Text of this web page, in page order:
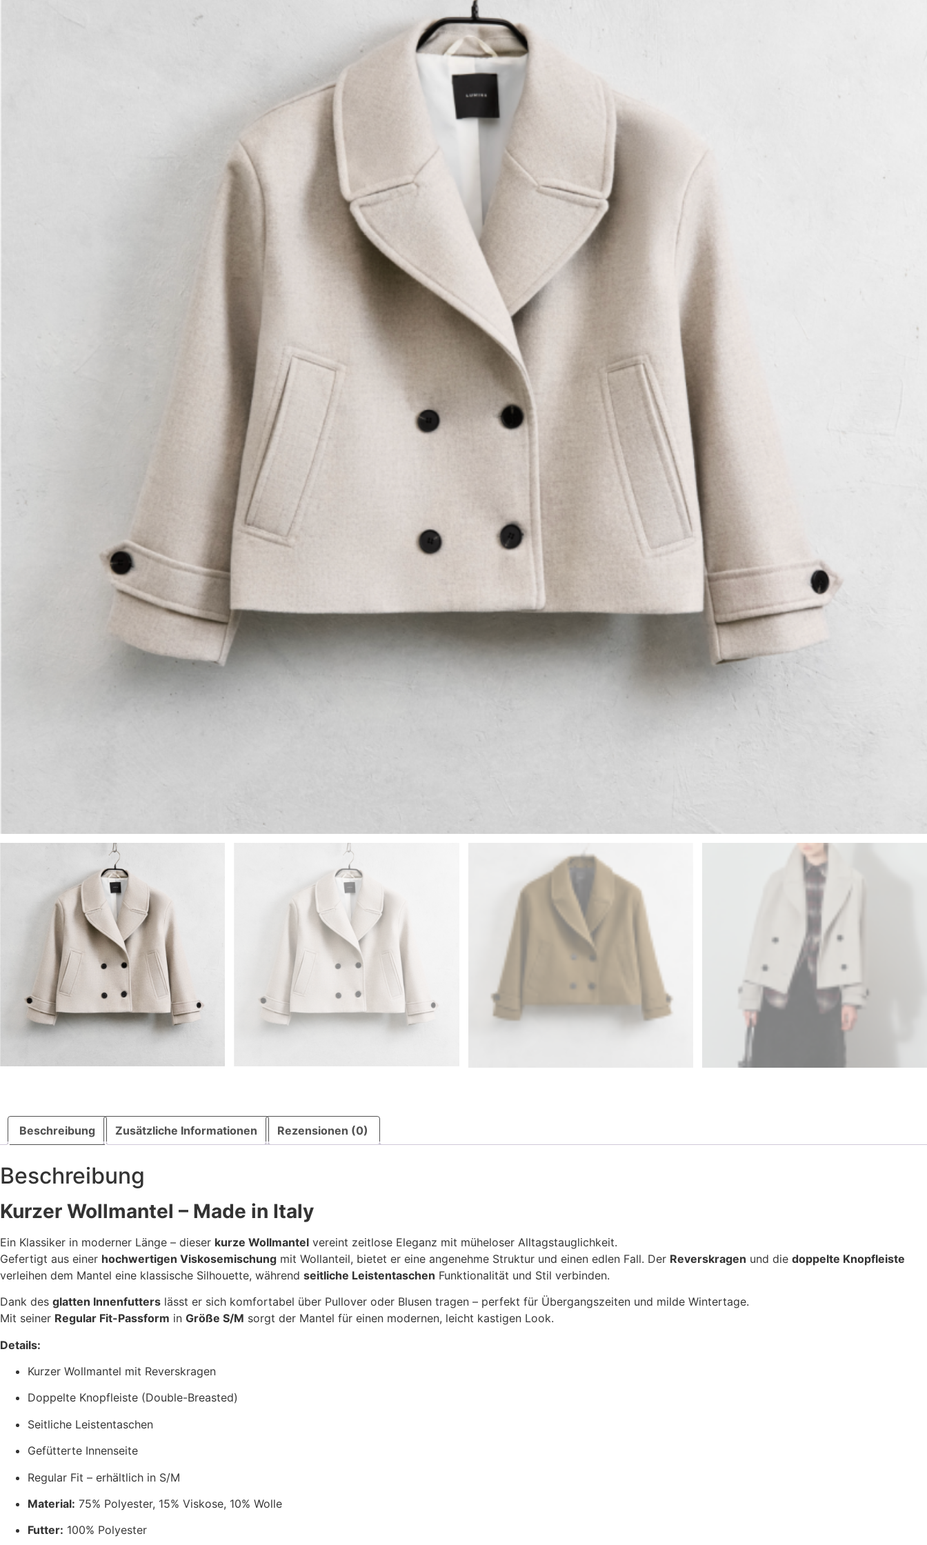
Beschreibung Zusätzliche Informationen Rezensionen (0)
Beschreibung
Kurzer Wollmantel – Made in Italy
Ein Klassiker in moderner Länge – dieser kurze Wollmantel vereint zeitlose Eleganz mit müheloser Alltagstauglichkeit.
Gefertigt aus einer hochwertigen Viskosemischung mit Wollanteil, bietet er eine angenehme Struktur und einen edlen Fall. Der Reverskragen und die doppelte Knopfleiste
verleihen dem Mantel eine klassische Silhouette, während seitliche Leistentaschen Funktionalität und Stil verbinden.
Dank des glatten Innenfutters lässt er sich komfortabel über Pullover oder Blusen tragen – perfekt für Übergangszeiten und milde Wintertage.
Mit seiner Regular Fit-Passform in Größe S/M sorgt der Mantel für einen modernen, leicht kastigen Look.
Details:
Kurzer Wollmantel mit Reverskragen
Doppelte Knopfleiste (Double-Breasted)
Seitliche Leistentaschen
Gefütterte Innenseite
Regular Fit – erhältlich in S/M
Material: 75% Polyester, 15% Viskose, 10% Wolle
Futter: 100% Polyester